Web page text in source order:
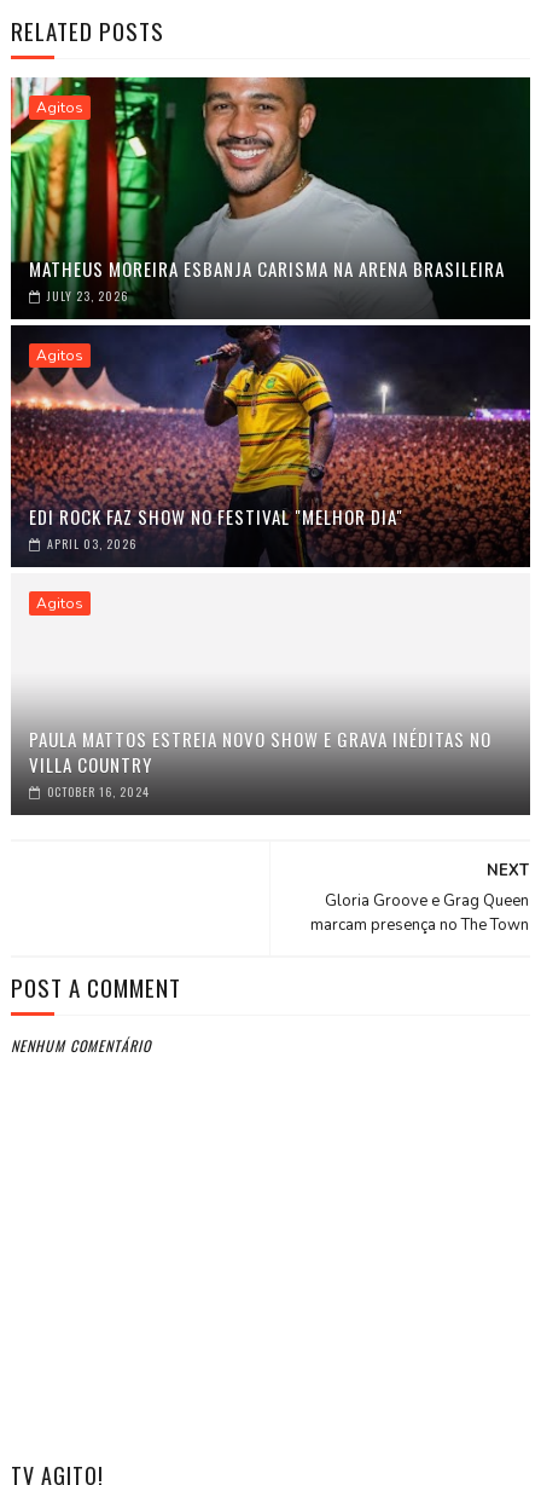
RELATED POSTS
Agitos
MATHEUS MOREIRA ESBANJA CARISMA NA ARENA BRASILEIRA
JULY 23, 2026
Agitos
EDI ROCK FAZ SHOW NO FESTIVAL "MELHOR DIA"
APRIL 03, 2026
Agitos
PAULA MATTOS ESTREIA NOVO SHOW E GRAVA INÉDITAS NO
VILLA COUNTRY
OCTOBER 16, 2024
NEXT
Gloria Groove e Grag Queen
marcam presença no The Town
POST A COMMENT
NENHUM COMENTÁRIO
TV AGITO!